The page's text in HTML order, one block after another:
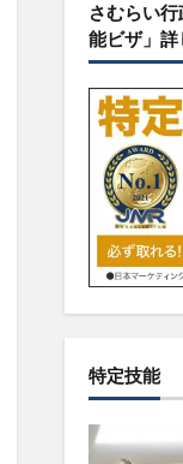
さむらい
能ビザ」詳
特定技能